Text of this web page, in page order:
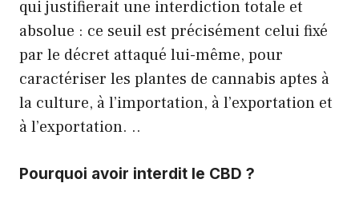
qui justifierait une interdiction totale et
absolue : ce seuil est précisément celui fixé
par le décret attaqué lui-même, pour
caractériser les plantes de cannabis aptes à
la culture, à l’importation, à l’exportation et
à l’exportation. ..
Pourquoi avoir interdit le CBD ?